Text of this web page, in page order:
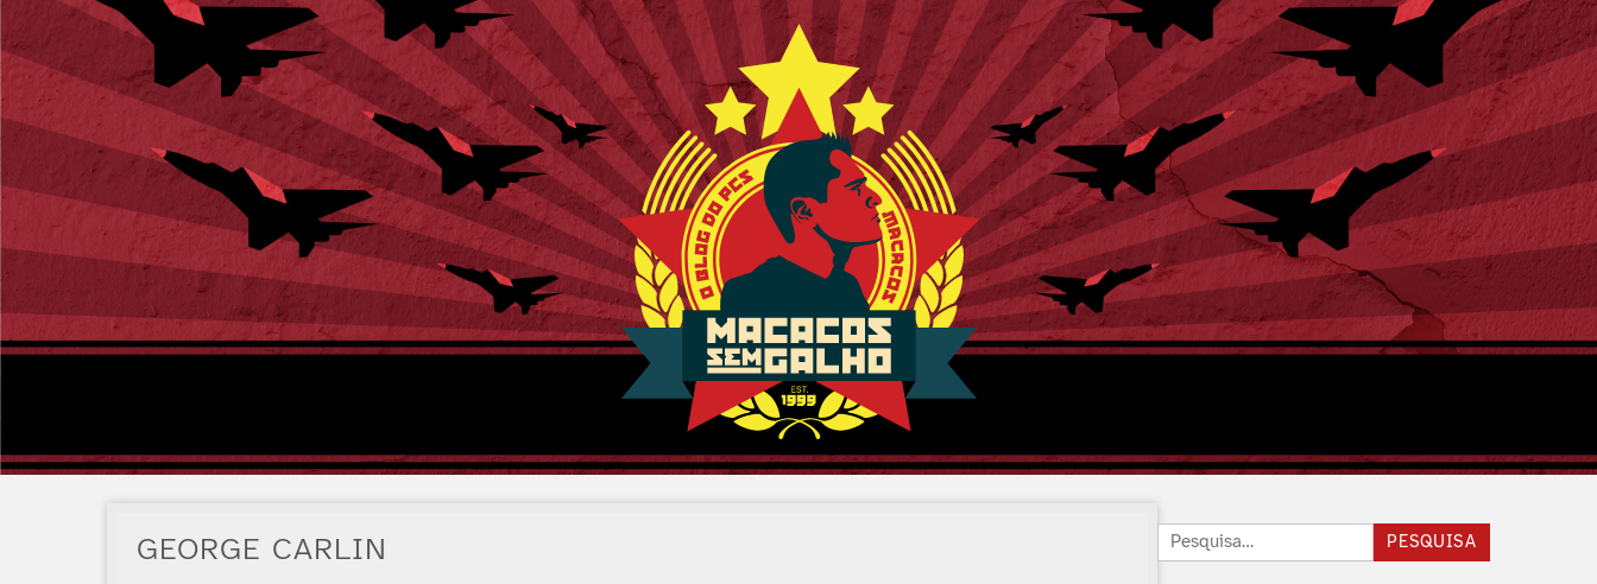
GEORGE CARLIN Pesquisar: PESQUISA